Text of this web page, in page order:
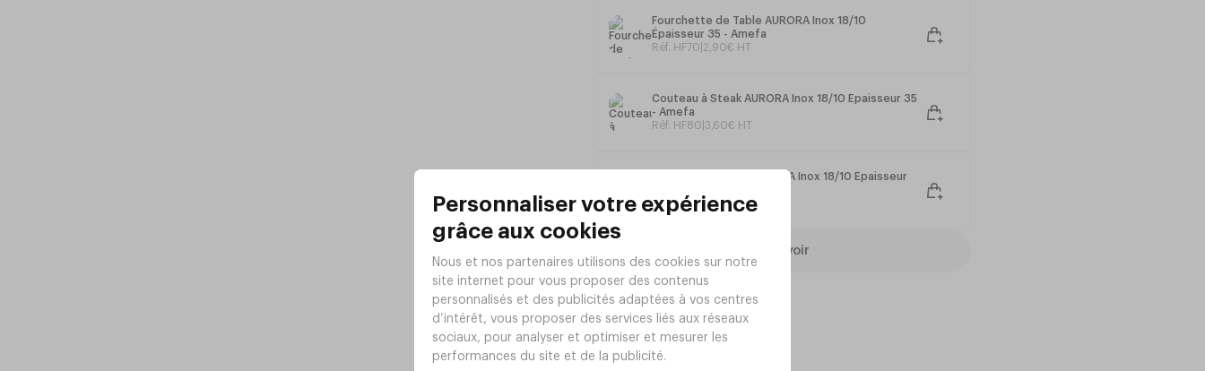
Poids : 64gFourchette de Table AURORA Inox 18/10
Épaisseur 35 - Amefa
Réf. HF70 2 90€ HT
Couteau à Steak AURORA Inox 18/10 Épaisseur 35
- Amefa
Réf. HF80 3 60€ HT
Couteau de Table AURORA Inox 18/10 Épaisseur
Réf. HF73|2,98€ HT
Tout voir